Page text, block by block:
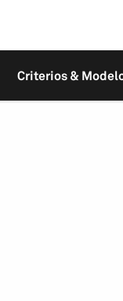
Criterios &